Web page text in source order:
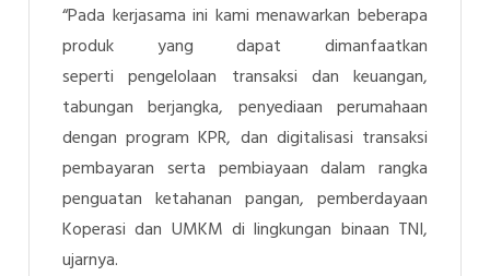
“Pada kerjasama ini kami menawarkan beberapa
produk yang dapat dimanfaatkan
sepertipengelolaan transaksi dan keuangan,
tabungan berjangka, penyediaan perumahaan
denganprogram KPR, dan digitalisasi transaksi
pembayaran serta pembiayaan dalam rangka
penguatan ketahanan pangan, pemberdayaan
Koperasi dan UMKM di lingkungan binaan TNI,
ujarnya.